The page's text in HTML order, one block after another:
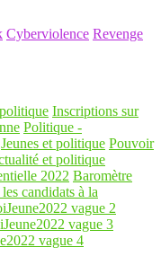
Cyberviolence Revenge
Inscriptions sur
Politique -
Jeunes et politique Pouvoir
et politique
2022 Baromètre
candidats à la
vague 2
vague 3
vague 4